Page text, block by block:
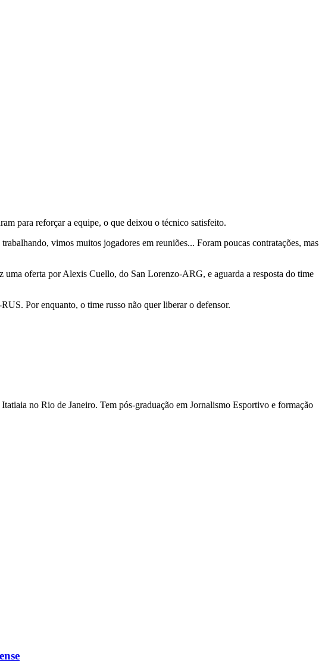
para reforçar a equipe, o que deixou o técnico satisfeito.
vimos muitos jogadores em reuniões... Foram poucas contratações, mas
uma oferta por Alexis Cuello, do San Lorenzo-ARG, e aguarda a resposta do time
Por enquanto, o time russo não quer liberar o defensor.
no Rio de Janeiro. Tem pós-graduação em Jornalismo Esportivo e formação